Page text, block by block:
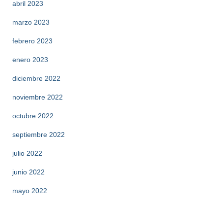
abril 2023
marzo 2023
febrero 2023
enero 2023
diciembre 2022
noviembre 2022
octubre 2022
septiembre 2022
julio 2022
junio 2022
mayo 2022